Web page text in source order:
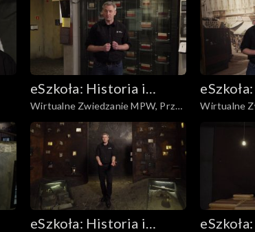
eSzkoła: Historia i
Literatura
Wirtualne Zwiedzanie MPW, Przed
Powstaniem cz. 2
Wirtualne
Powstaniem
eSzkoła: Historia i